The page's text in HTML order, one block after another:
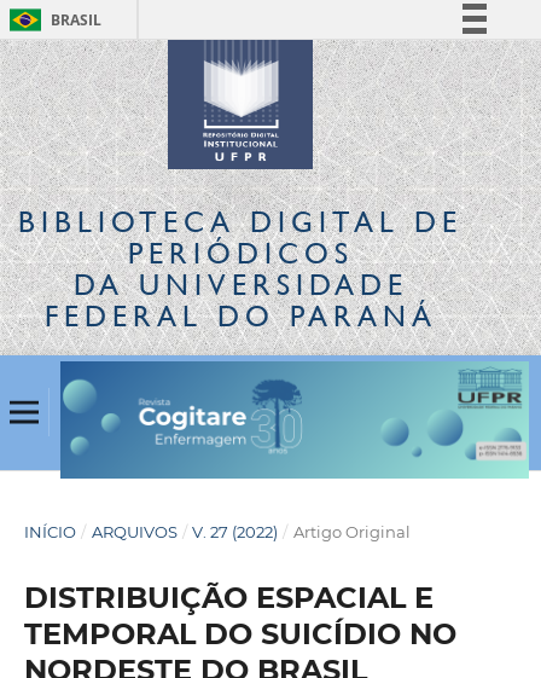
BRASIL
Simplifique!
Comunica BR
Participe
Acesso à informação
Legislação
Canais
BIBLIOTECA DIGITALDE
PERIÓDICOS
DA UNIVERSIDADE
FEDERAL DO PARANÁ
INÍCIO / ARQUIVOS / V. 27 (2022) / Artigo Original
DISTRIBUIÇÃO ESPACIAL E
TEMPORAL DO SUICÍDIO NO
NORDESTE DO BRASIL